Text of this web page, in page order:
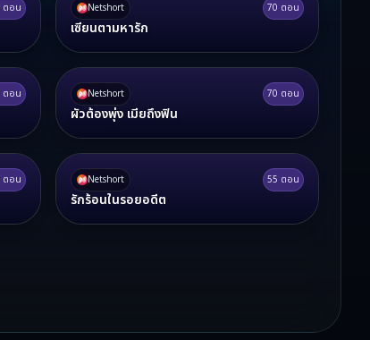
ตอน Netshort 70 ตอน
เซียนตามหารัก
ตอน Netshort 70 ตอน
ผัวต้องพุ่ง เมียถึงฟิน
ตอน Netshort 55 ตอน
รักร้อนในรอยอดีต